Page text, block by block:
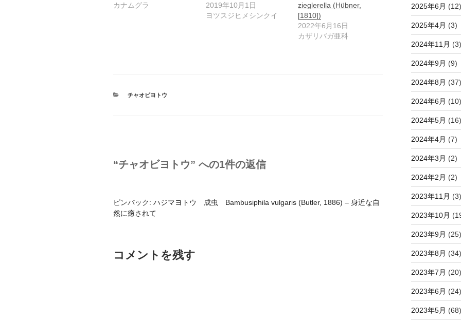
カナムグラ
2019年10月1日
ヨツスジヒメシンクイ
zieglerella (Hübner,
[1810])
2022年6月16日
カザリバガ亜科
カ
チャオビヨトウ
“チャオビヨトウ” への1件の返信
ピンバック: ハジマヨトウ 成虫 Bambusiphila vulgaris (Butler, 1886) – 身近な自
然に癒されて
コメントを残す
2025年6月 (12)
2025年4月 (3)
2024年11月 (3)
2024年9月 (9)
2024年8月 (37)
2024年6月 (10)
2024年5月 (16)
2024年4月 (7)
2024年3月 (2)
2024年2月 (2)
2023年11月 (3)
2023年10月
2023年9月 (25)
2023年8月 (34)
2023年7月 (20)
2023年6月 (24)
2023年5月 (68)